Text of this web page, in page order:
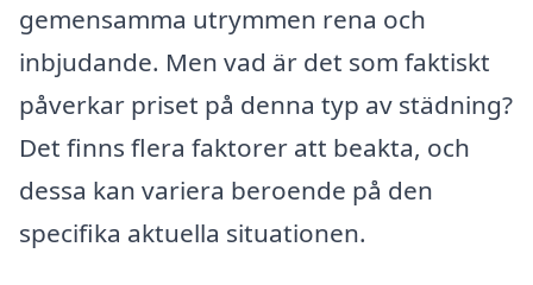
gemensamma utrymmen rena och
inbjudande. Men vad är det som faktiskt
påverkar priset på denna typ av städning?
Det finns flera faktorer att beakta, och
dessa kan variera beroende på den
specifika aktuella situationen.